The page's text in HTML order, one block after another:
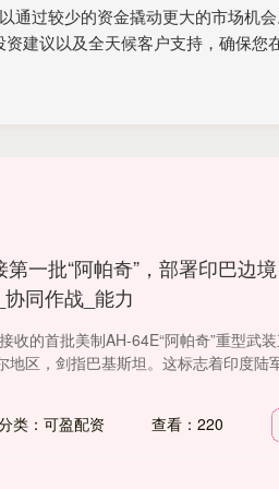
通过较少的资金撬动更大的市场机
建议以及全天候客户支持，确保您
一批“阿帕奇”，部署印巴边
同作战_能力
收的首批美制AH-64E“阿帕奇”重型武
地区，剑指巴基斯坦。这标志着印度陆
类：可盈配资 查看：220